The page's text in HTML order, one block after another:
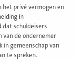
het privé vermogen en
in
dat schuldeisers
van de ondernemer
in gemeenschap van
te spreken.